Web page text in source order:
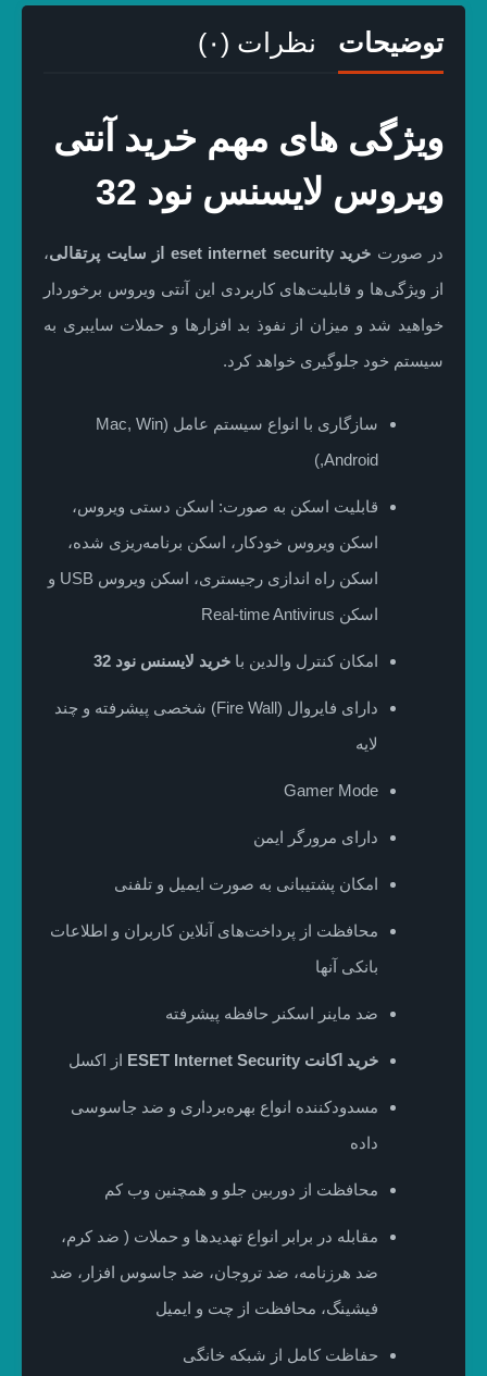
توضیحات نظرات (۰)
ویژگی های مهم خرید آنتی
ویروس لایسنس نود 32
در صورت خرید eset internet security از سایت پرتقالی،
از ویژگی‌ها و قابلیت‌های کاربردی این آنتی ویروس برخوردار
خواهید شد و میزان از نفوذ بد افزارها و حملات سایبری به
سیستم خود جلوگیری خواهد کرد.
سازگاری با انواع سیستم عامل (Mac, Win
,Android)
قابلیت اسکن به صورت: اسکن دستی ویروس،
اسکن ویروس خودکار، اسکن برنامه‌ریزی شده،
اسکن راه اندازی رجیستری، اسکن ویروس USB و
اسکن Real-time Antivirus
امکان کنترل والدین با خرید لایسنس نود 32
دارای فایروال (Fire Wall) شخصی پیشرفته و چند
لایه
Gamer Mode
دارای مرورگر ایمن
امکان پشتیبانی به صورت ایمیل و تلفنی
محافظت از پرداخت‌های آنلاین کاربران و اطلاعات
بانکی آنها
ضد ماینر اسکنر حافظه پیشرفته
خرید اکانت ESET Internet Security از اکسل
مسدودکننده انواع بهره‌برداری و ضد جاسوسی
داده
محافظت از دوربین جلو و همچنین وب کم
مقابله در برابر انواع تهدیدها و حملات ( ضد کرم،
ضد هرزنامه، ضد تروجان، ضد جاسوس افزار، ضد
فیشینگ، محافظت از چت و ایمیل
حفاظت کامل از شبکه خانگی